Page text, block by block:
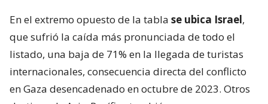
En el extremo opuesto de la tabla se ubica Israel,
que sufrió la caída más pronunciada de todo el
listado, una baja de 71% en la llegada de turistas
internacionales, consecuencia directa del conflicto
en Gaza desencadenado en octubre de 2023. Otros